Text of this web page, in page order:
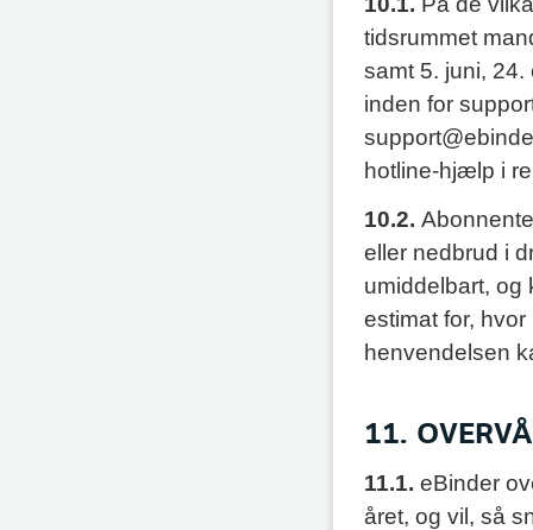
tidsrummet
samt 5. juni,
inden for
hotline-hjælp i
10.2.
eller nedbrud i
umiddelbart, og
estimat for,
henvendelsen
11.
11.1. eBinder
året, og vil, så